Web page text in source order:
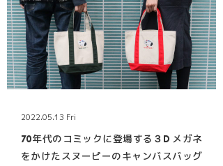
2022.05.13 Fri
70年代のコミックに登場する３D メガネ
をかけたスヌーピーのキャンバスバッグ